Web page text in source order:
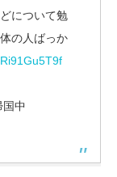
について勉
の人ばっか
中